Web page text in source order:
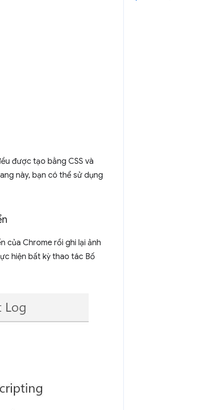
được tạo bằng CSS và
này, bạn có thể sử dụng
của Chrome rồi ghi lại ảnh
hiện bất kỳ thao tác Bố